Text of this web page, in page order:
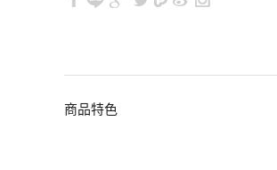
商品特色